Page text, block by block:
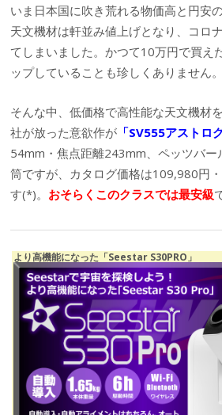
いま日本国に吹き荒れる物価高と円安
天文機材は軒並み値上げとなり、コロ
てしまいました。かつて10万円で買え
ップしていることも珍しくありません。
そんな中、低価格で高性能な天文機材
社が放った意欲作が 「SV555アストロ
54mm・焦点距離243mm、ペッツバー
筒ですが、カタログ価格は109,980円
す(*)。 おそらくこのクラスでは最安級
より高機能になった「Seestar S30PRO」